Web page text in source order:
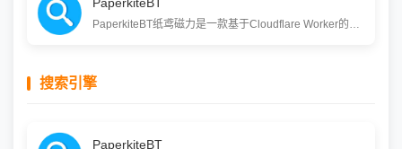
搜索引擎
PaperkiteBT